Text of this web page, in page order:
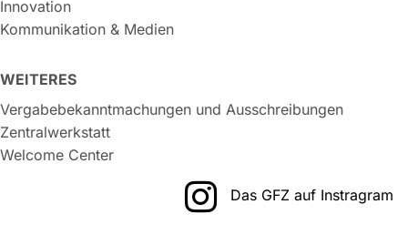
Innovation
Kommunikation & Medien
WEITERES
Vergabebekanntmachungen und Ausschreibungen
Zentralwerkstatt
Welcome Center
Das GFZ auf Instragram